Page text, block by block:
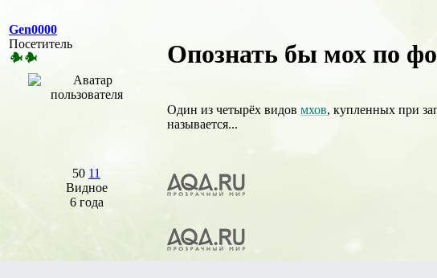
Gen0000
Посетитель
50 11
Видное
6 года
Опознать бы мох по
Один из четырёх видов мхов, купленных при
называется...